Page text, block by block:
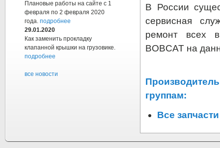
В России
сервисная
ремонт всех
BOBCAT на
группам:
Все
Плановые работы на сайте с 1
февраля по 2 февраля 2020
года. подробнее
29.01.2020
Как заменить прокладку
клапанной крышки на грузовике.
подробнее
все новости